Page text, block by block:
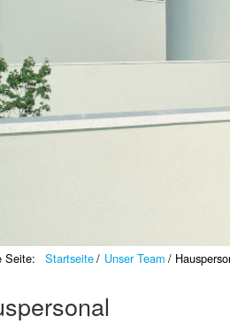
Seite: Startseite Unser Team